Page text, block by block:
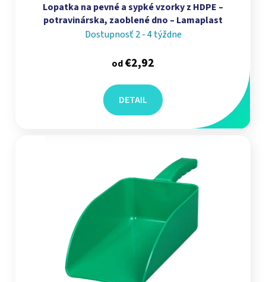
Lopatka na pevné a sypké vzorky z HDPE –
potravinárska, zaoblené dno – Lamaplast
Dostupnosť 2 - 4 týždne
od€2,92
DETAIL